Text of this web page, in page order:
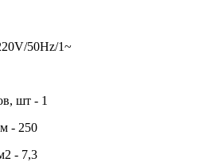
50Hz/1~
шт - 1
- 250
- 7,3